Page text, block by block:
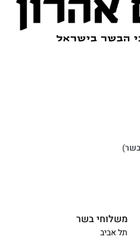
משלוחי בשר
תל אביב